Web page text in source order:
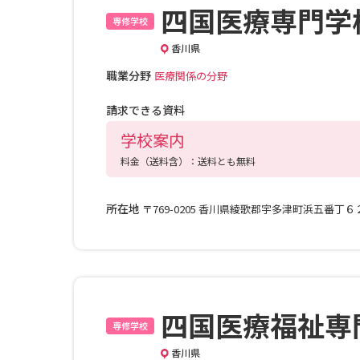
専修学校 四国医療専門学
香川県
職業分野 医療関係の分野
請求できる資料
学校案内
料金（送料含）：送料とも無料
所在地 〒769-0205 香川県綾歌郡宇多津町浜五番丁６
専修学校 四国医療福祉
香川県